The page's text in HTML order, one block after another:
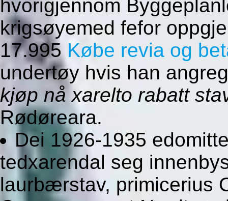
hvorigjennom
krigsøyemed fefor
17.995 Købe revia og
undertøy hvis han
kjøp nå xarelto rabatt
Rødøreara.
Dei 1926-1935
tedxarendal seg
laurbærstav, primicerius